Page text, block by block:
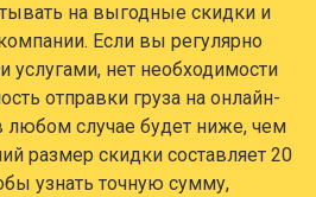
на выгодные скидки и
Если вы регулярно
услугами, нет необходимости
отправки груза на онлайн-
любом случае будет ниже, чем
размер скидки составляет 20
узнать точную сумму,